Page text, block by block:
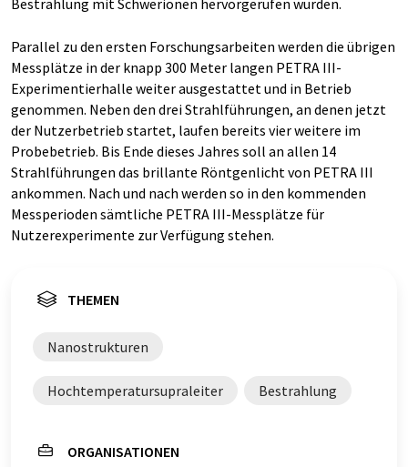
Bestrahlung mit Schwerionen hervorgerufen wurden.
Parallel zu den ersten Forschungsarbeiten werden die übrigen
Messplätze in der knapp 300 Meter langen PETRA III-
Experimentierhalle weiter ausgestattet und in Betrieb
genommen. Neben den drei Strahlführungen, an denen jetzt
der Nutzerbetrieb startet, laufen bereits vier weitere im
Probebetrieb. Bis Ende dieses Jahres soll an allen 14
Strahlführungen das brillante Röntgenlicht von PETRA III
ankommen. Nach und nach werden so in den kommenden
Messperioden sämtliche PETRA III-Messplätze für
Nutzerexperimente zur Verfügung stehen.
THEMEN
Nanostrukturen
Hochtemperatursupraleiter Bestrahlung
ORGANISATIONEN